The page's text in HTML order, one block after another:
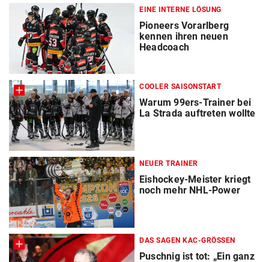
EINE INTERNE LÖSUNG
Pioneers Vorarlberg
kennen ihren neuen
Headcoach
COOLER SAISONSTART
Warum 99ers-Trainer bei
La Strada auftreten wollte
NEUER TRAINER
Eishockey-Meister kriegt
noch mehr NHL-Power
DAS SAGEN KAC-GRÖSSEN
Puschnig ist tot: „Ein ganz